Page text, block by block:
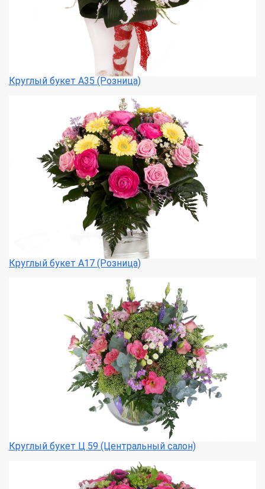
Круглый букет А35 (Розница)
Круглый букет А17 (Розница)
Круглый букет Ц 59 (Центральный салон)